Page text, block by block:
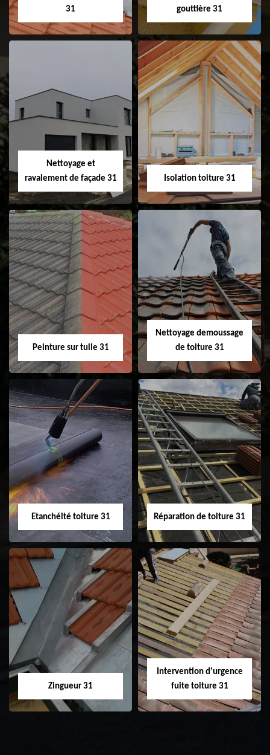
31
Pose et
changement de
fenêtre de toit et
Velux 31
gouttière 31
Nettoyage et pose
Nettoyage et
ravalement de façade 31
Nettoyage et
ravalement de
façade 31
Isolation toiture 31
Isolation toiture 31
Peinture sur tuile 31
Peinture sur tuile
31
Nettoyage demoussage
de toiture 31
Nettoyage
demoussage de
toiture 31
Etanchéité toiture 31
Etanchéité toiture
31
Réparation de toiture 31
Réparation de
toiture 31
Zingueur 31
Intervention d'urgence
fuite toiture 31